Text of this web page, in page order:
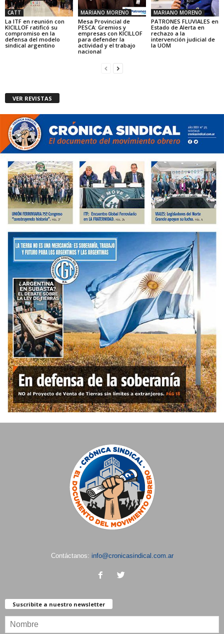
CATT
La ITF en reunión con
KICILLOF ratificó su
compromiso en la
defensa del modelo
sindical argentino
MARIANO MORENO
Mesa Provincial de
PESCA: Gremios y
empresas con KICILLOF
para defender la
actividad y el trabajo
nacional
MARIANO MORENO
PATRONES FLUVIALES en
Estado de Alerta en
rechazo a la
intervención judicial de
la UOM
VER REVISTAS
Contáctanos: info@cronicasindical.com.ar
Suscribite a nuestro newsletter